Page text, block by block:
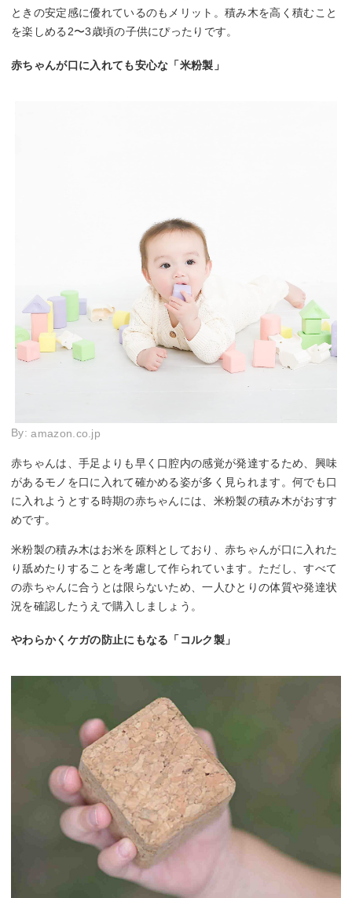
ときの安定感に優れているのもメリット。積み木を高く積むこと
を楽しめる2〜3歳頃の子供にぴったりです。
赤ちゃんが口に入れても安心な「米粉製」
By:amazon.co.jp
赤ちゃんは、手足よりも早く口腔内の感覚が発達するため、興味
があるモノを口に入れて確かめる姿が多く見られます。何でも口
に入れようとする時期の赤ちゃんには、米粉製の積み木がおすす
めです。
米粉製の積み木はお米を原料としており、赤ちゃんが口に入れた
り舐めたりすることを考慮して作られています。ただし、すべて
の赤ちゃんに合うとは限らないため、一人ひとりの体質や発達状
況を確認したうえで購入しましょう。
やわらかくケガの防止にもなる「コルク製」